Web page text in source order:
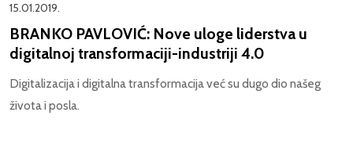
15.01.2019.
BRANKO PAVLOVIĆ: Nove uloge liderstva u
digitalnoj transformaciji-industriji 4.0
Digitalizacija i digitalna transformacija već su dugo dio našeg
života i posla.